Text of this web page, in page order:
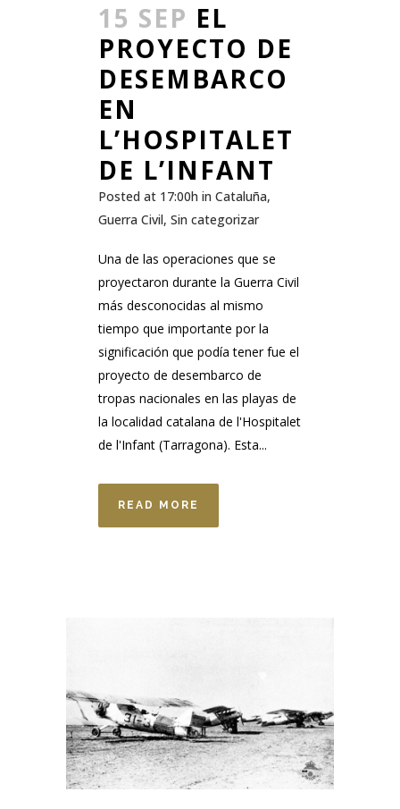
15 SEP EL
PROYECTO DE
DESEMBARCO
EN
L’HOSPITALET
DE L’INFANT
Posted at 17:00h in Cataluña,
Guerra Civil, Sin categorizar
Una de las operaciones que se
proyectaron durante la Guerra Civil
más desconocidas al mismo
tiempo que importante por la
significación que podía tener fue el
proyecto de desembarco de
tropas nacionales en las playas de
la localidad catalana de l'Hospitalet
de l'Infant (Tarragona). Esta...
READ MORE